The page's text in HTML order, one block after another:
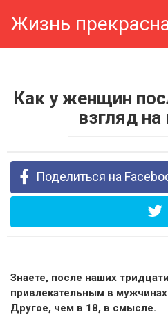
Жизнь
Как у женщин
взгляд
Поделиться на
Знаете, после наших
привлекательным в
Другое, чем в 18, в смысле.